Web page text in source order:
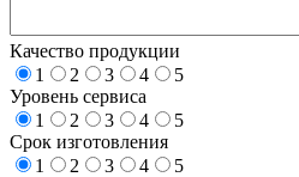
Качество продукции
1
2 3 4
5
Уровень сервиса
1
2 3 4
5
Срок изготовления
1
2 3 4
5